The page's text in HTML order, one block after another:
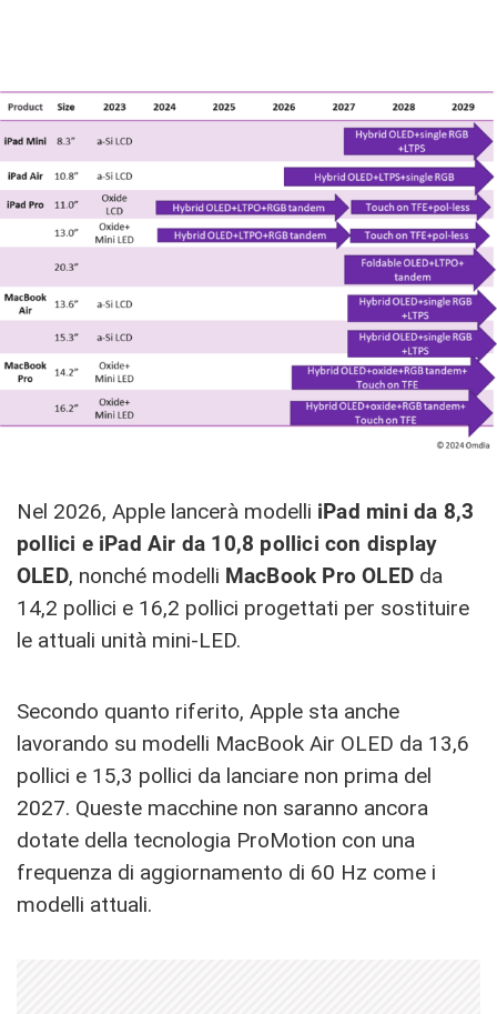
Nel 2026, Apple lancerà modelli iPad mini da 8,3
pollici e iPad Air da 10,8 pollici con display
OLED, nonché modelli MacBook Pro OLED da
14,2 pollici e 16,2 pollici progettati per sostituire
le attuali unità mini-LED.
Secondo quanto riferito, Apple sta anche
lavorando su modelli MacBook Air OLED da 13,6
pollici e 15,3 pollici da lanciare non prima del
2027. Queste macchine non saranno ancora
dotate della tecnologia ProMotion con una
frequenza di aggiornamento di 60 Hz come i
modelli attuali.